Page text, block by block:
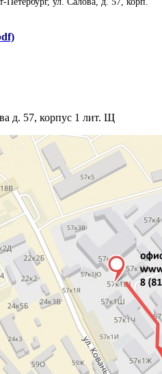
д. 57, корпус 1 лит. Щ